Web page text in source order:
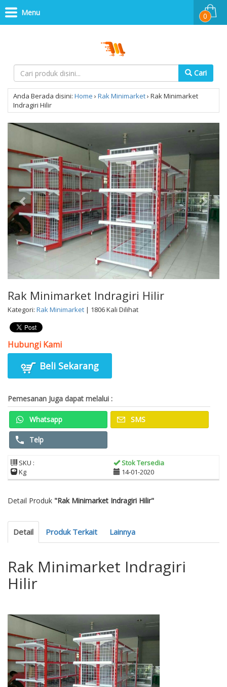
Cari
0
Menu
Anda Berada disini: Home › Rak Minimarket› Rak Minimarket
Indragiri Hilir
Rak Minimarket Indragiri Hilir
Kategori: Rak Minimarket | 1806 Kali Dilihat
Hubungi Kami
Beli Sekarang
Pemesanan Juga dapat melalui :
Whatsapp SMS
Telp
SKU :
Stok Tersedia
Kg
14-01-2020
Detail Produk "Rak Minimarket Indragiri Hilir"
Detail Produk Terkait Lainnya
Rak Minimarket Indragiri
Hilir